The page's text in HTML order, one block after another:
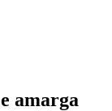
amarga